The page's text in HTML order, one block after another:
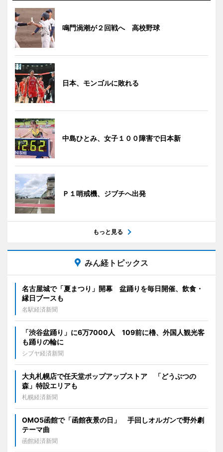
鳴門渦潮が２回戦へ 高校野球
日本、モンゴルに敗れる
中島ひとみ、女子１００障害で日本新
Ｐ１哨戒機、ジブチへ出発
もっと見る
みん経トピックス
名古屋城で「夏まつり」開幕 盆踊りを毎日開催、飲食・
縁日ブースも
名駅経済新聞
「渋谷盆踊り」に6万7000人 109前に櫓、外国人観光客
も踊りの輪に
シブヤ経済新聞
大丸札幌店で任天堂ポップアップストア 「どうぶつの
森」特設エリアも
札幌経済新聞
OMO5函館で「函館夜景の日」 手回しオルガンで野外劇
テーマ曲
函館経済新聞